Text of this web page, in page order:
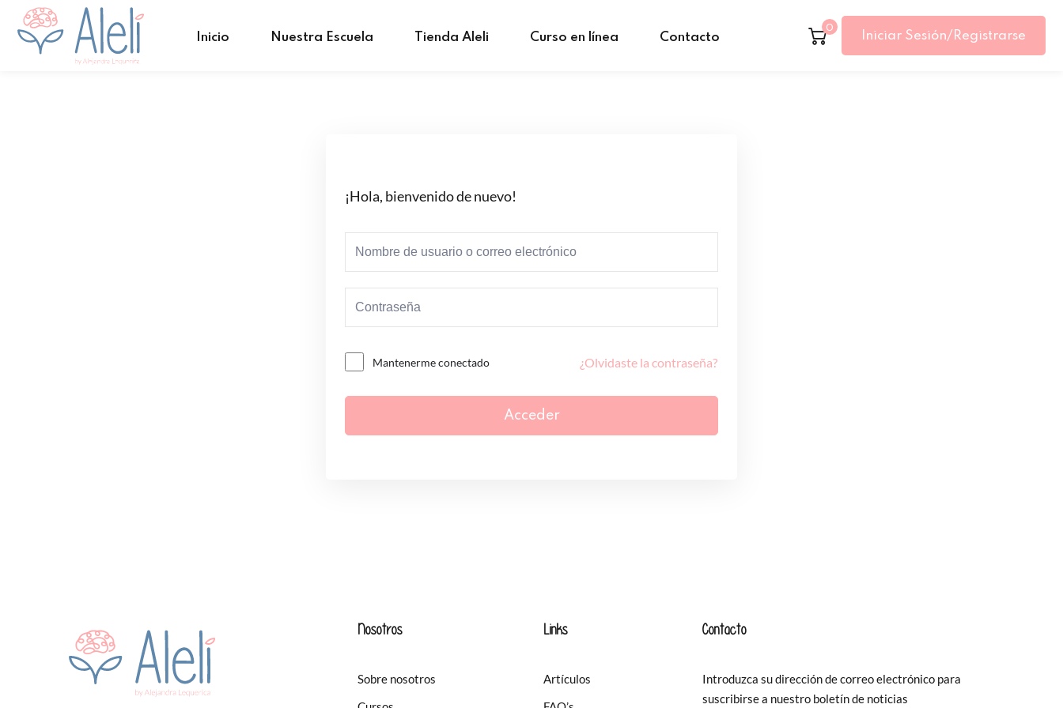
Inicio Nuestra Escuela Tienda Aleli Curso en línea Contacto
0
Iniciar Sesión/Registrarse
¡Hola, bienvenido de nuevo!
Mantenerme conectado ¿Olvidaste la contraseña?
Acceder
Nosotros
Sobre nosotros
Links
Artículos
Contacto
Introduzca su dirección de correo electrónico para
suscribirse a nuestro boletín de noticias